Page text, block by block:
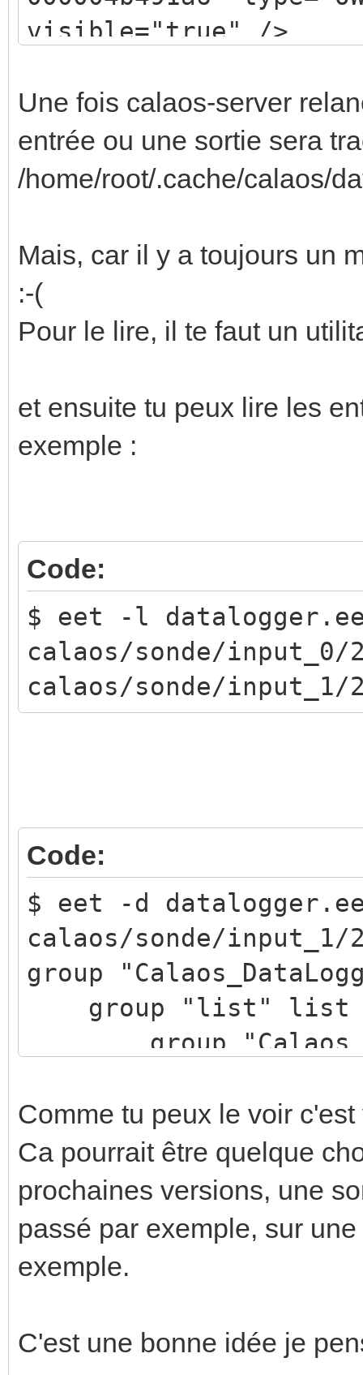
visible="true" />
Une fois calaos-server
entrée ou une sortie sera
/home/root/.cache/calaos/
Mais, car il y a toujours un
:-(
Pour le lire, il te faut un
et ensuite tu peux lire les
exemple :
Code:
$ eet -l
calaos/sonde/input_0/
calaos/sonde/input_1/
Code:
$ eet -d
calaos/sonde/input_1/
group
group "list" list
group
value
value "value"
}
group
value "value"
Comme tu peux le voir
Ca pourrait être quelque
prochaines versions, une
passé par exemple, sur
exemple.
C'est une bonne idée je